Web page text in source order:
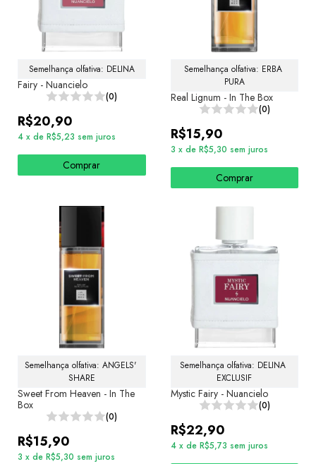
Semelhança olfativa: DELINA
Fairy - Nuancielo
(0)
R$20,90
4 x de R$5,23 sem juros
Comprar
Semelhança olfativa: ERBA
PURA
Real Lignum - In The Box
(0)
R$15,90
3 x de R$5,30 sem juros
Comprar
Semelhança olfativa: ANGELS'
SHARE
Sweet From Heaven - In The
Box
(0)
R$15,90
3 x de R$5,30 sem juros
Semelhança olfativa: DELINA
EXCLUSIF
Mystic Fairy - Nuancielo
(0)
R$22,90
4 x de R$5,73 sem juros